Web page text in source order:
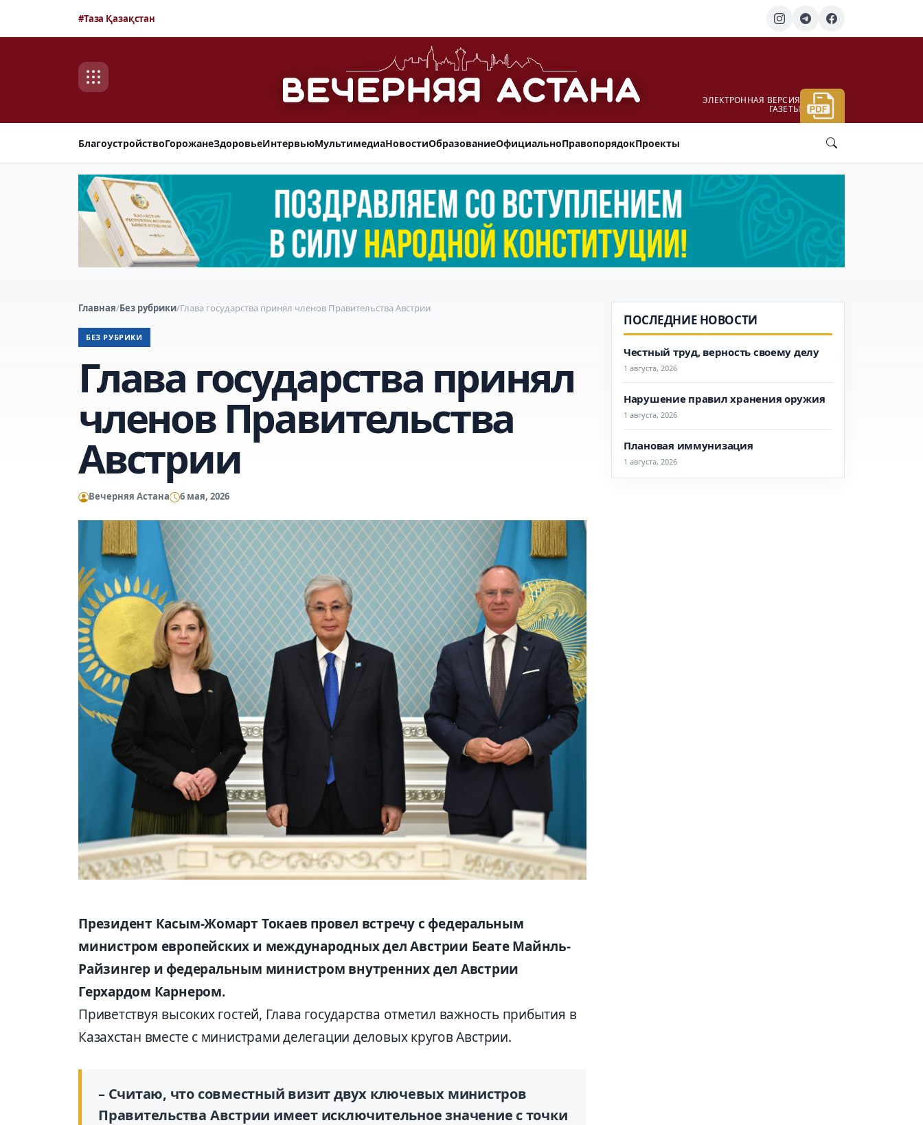
#Таза Қазақстан
ЭЛЕКТРОННАЯ ВЕРСИЯ
ГАЗЕТЫ
БлагоустройствоГорожанеЗдоровьеИнтервьюМультимедиаНовостиОбразованиеОфициальноПравопорядокПроекты
Главная/Без рубрики/Глава государства принял членов Правительства Австрии
БЕЗ РУБРИКИ
Глава государства принял
членов Правительства
Австрии
Вечерняя Астана 6 мая, 2026
Президент Касым-Жомарт Токаев провел встречу с федеральным
министром европейских и международных дел Австрии Беате Майнль-
Райзингер и федеральным министром внутренних дел Австрии
Герхардом Карнером.
Приветствуя высоких гостей, Глава государства отметил важность прибытия в
Казахстан вместе с министрами делегации деловых кругов Австрии.
– Считаю, что совместный визит двух ключевых министров
Правительства Австрии имеет исключительное значение с точки
ПОСЛЕДНИЕ НОВОСТИ
Честный труд, верность своему делу
1 августа, 2026
Нарушение правил хранения оружия
1 августа, 2026
Плановая иммунизация
1 августа, 2026